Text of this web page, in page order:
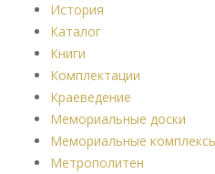
История
Каталог
Книги
Комплектации
Краеведение
Мемориальные доски
Мемориальные
Метрополитен